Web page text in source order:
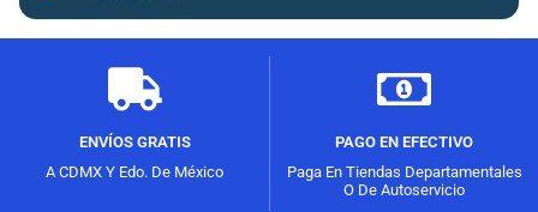
ENVÍOS GRATIS
A CDMX Y Edo. De México
PAGO EN EFECTIVO
Paga En Tiendas Departamentales
O De Autoservicio